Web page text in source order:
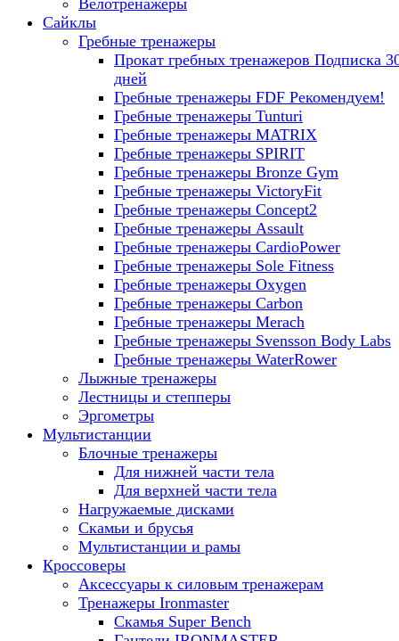
Велотренажеры
Сайклы
Гребные тренажеры
Прокат гребных тренажеров Подписка
дней
Гребные тренажеры FDF Рекомендуем!
Гребные тренажеры Tunturi
Гребные тренажеры MATRIX
Гребные тренажеры SPIRIT
Гребные тренажеры Bronze Gym
Гребные тренажеры VictoryFit
Гребные тренажеры Concept2
Гребные тренажеры Assault
Гребные тренажеры CardioPower
Гребные тренажеры Sole Fitness
Гребные тренажеры Oxygen
Гребные тренажеры Carbon
Гребные тренажеры Merach
Гребные тренажеры Svensson Body Labs
Гребные тренажеры WaterRower
Лыжные тренажеры
Лестницы и степперы
Эргометры
Мультистанции
Блочные тренажеры
Для нижней части тела
Для верхней части тела
Нагружаемые дисками
Скамьи и брусья
Мультистанции и рамы
Кроссоверы
Аксессуары к силовым тренажерам
Тренажеры Ironmaster
Скамья Super Bench